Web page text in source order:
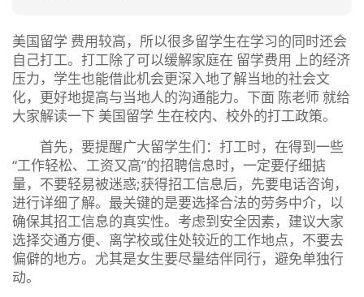
美国留学 费用较高，所以很多留学生在学习的同时还会
自己打工。打工除了可以缓解家庭在 留学费用 上的经济
压力，学生也能借此机会更深入地了解当地的社会文
化，更好地提高与当地人的沟通能力。下面 陈老师 就给
大家解读一下 美国留学 生在校内、校外的打工政策。
首先，要提醒广大留学生们：打工时，在得到一些
“工作轻松、工资又高”的招聘信息时，一定要仔细掂
量，不要轻易被迷惑;获得招工信息后，先要电话咨询，
进行详细了解。最关键的是要选择合法的劳务中介，以
确保其招工信息的真实性。考虑到安全因素，建议大家
选择交通方便、离学校或住处较近的工作地点，不要去
偏僻的地方。尤其是女生要尽量结伴同行，避免单独行
动。